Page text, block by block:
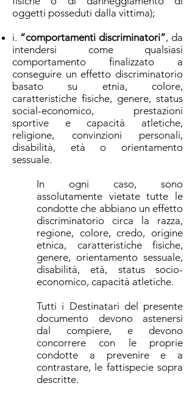
oggetti posseduti dalla vittima);
i. “comportamenti discriminatori”, da
intendersi come qualsiasi
comportamento finalizzato a
conseguire un effetto discriminatorio
basato su etnia, colore,
caratteristiche fisiche, genere, status
social-economico, prestazioni
sportive e capacità atletiche,
religione, convinzioni personali,
disabilità, età o orientamento
sessuale.
In ogni caso, sono
assolutamente vietate tutte le
condotte che abbiano un effetto
discriminatorio circa la razza,
regione, colore, credo, origine
etnica, caratteristiche fisiche,
genere, orientamento sessuale,
disabilità, età, status socio-
economico, capacità atletiche.
Tutti i Destinatari del presente
documento devono astenersi
dal compiere, e devono
concorrere con le proprie
condotte a prevenire e a
contrastare, le fattispecie sopra
descritte.